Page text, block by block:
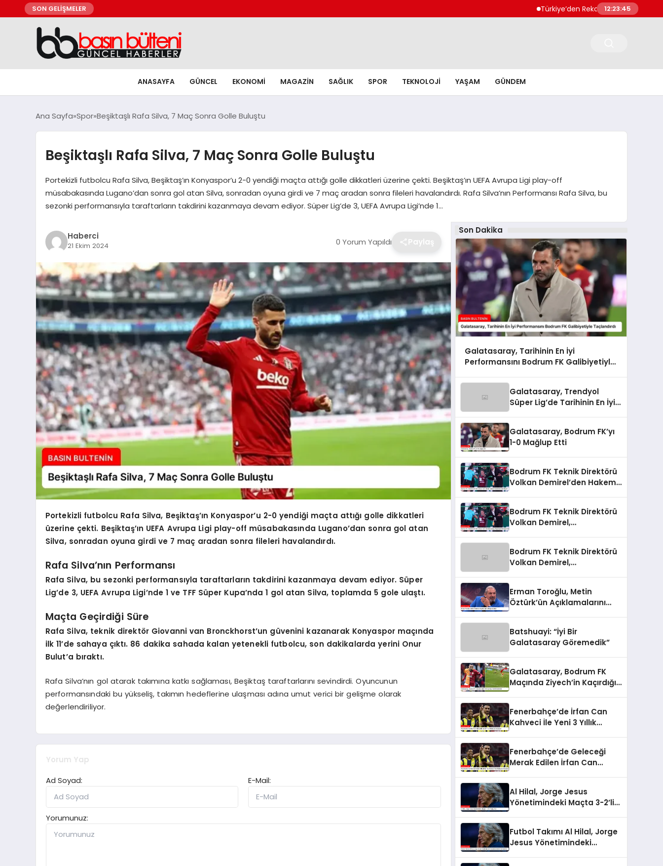
SON GELİŞMELER Türkiye’den Rekor Teknoloji İhracatı 56
12:23:46
ANASAYFA GÜNCEL EKONOMI MAGAZIN SAĞLIK SPOR TEKNOLOJI YAŞAM GÜNDEM
Ana Sayfa Spor Beşiktaşlı Rafa Silva, 7 Maç Sonra Golle Buluştu
Beşiktaşlı Rafa Silva, 7 Maç Sonra Golle Buluştu
Portekizli futbolcu Rafa Silva, Beşiktaş’ın Konyaspor’u 2-0 yendiği maçta attığı golle dikkatleri üzerine çekti. Beşiktaş’ın UEFA Avrupa Ligi play-off
müsabakasında Lugano’dan sonra gol atan Silva, sonradan oyuna girdi ve 7 maç aradan sonra fileleri havalandırdı. Rafa Silva’nın Performansı Rafa Silva, bu
sezonki performansıyla taraftarların takdirini kazanmaya devam ediyor. Süper Lig’de 3, UEFA Avrupa Ligi’nde 1…
Haberci
21 Ekim 2024 0 Yorum Yapıldı Paylaş
Portekizli futbolcu Rafa Silva, Beşiktaş’ın Konyaspor’u 2-0 yendiği maçta attığı golle dikkatleri
üzerine çekti. Beşiktaş’ın UEFA Avrupa Ligi play-off müsabakasında Lugano’dan sonra gol atan
Silva, sonradan oyuna girdi ve 7 maç aradan sonra fileleri havalandırdı.
Rafa Silva’nın Performansı
Rafa Silva, bu sezonki performansıyla taraftarların takdirini kazanmaya devam ediyor. Süper
Lig’de 3, UEFA Avrupa Ligi’nde 1 ve TFF Süper Kupa’nda 1 gol atan Silva, toplamda 5 gole ulaştı.
Maçta Geçirdiği Süre
Rafa Silva, teknik direktör Giovanni van Bronckhorst’un güvenini kazanarak Konyaspor maçında
ilk 11’de sahaya çıktı. 86 dakika sahada kalan yetenekli futbolcu, son dakikalarda yerini Onur
Bulut’a bıraktı.
Rafa Silva’nın gol atarak takımına katkı sağlaması, Beşiktaş taraftarlarını sevindirdi. Oyuncunun
performansındaki bu yükseliş, takımın hedeflerine ulaşması adına umut verici bir gelişme olarak
değerlendiriliyor.
Yorum Yap
Ad Soyad:
E-Mail:
Yorumunuz:
Son Dakika
Galatasaray, Tarihinin En İyi
Performansını Bodrum FK Galibiyetiyle
Galatasaray, Trendyol
Süper Lig’de Tarihinin En İyi
Galatasaray, Bodrum FK’yı
1-0 Mağlup Etti
Bodrum FK Teknik Direktörü
Volkan Demirel’den Hakem
Bodrum FK Teknik Direktörü
Volkan Demirel,
Bodrum FK Teknik Direktörü
Volkan Demirel,
Erman Toroğlu, Metin
Öztürk’ün Açıklamalarını
Batshuayi: “İyi Bir
Galatasaray Göremedik”
Galatasaray, Bodrum FK
Maçında Ziyech’in Kaçırdığı
Fenerbahçe’de İrfan Can
Kahveci İle Yeni 3 Yıllık
Fenerbahçe’de Geleceği
Merak Edilen İrfan Can
Al Hilal, Jorge Jesus
Yönetimindeki Maçta 3-2’lik
Futbol Takımı Al Hilal, Jorge
Jesus Yönetimindeki